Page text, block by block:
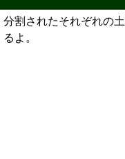
分割されたそれぞれの
るよ。